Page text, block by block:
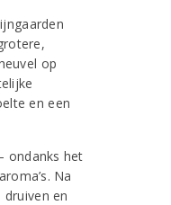
op
en een
ondanks het
Na
en